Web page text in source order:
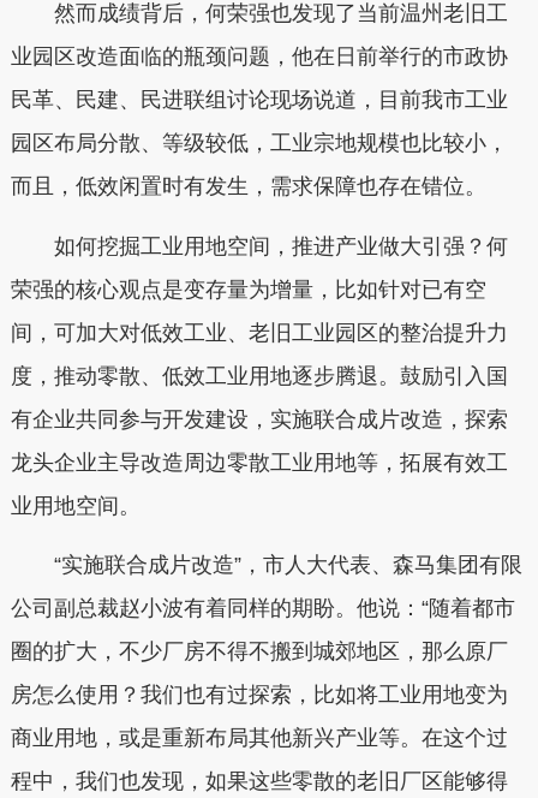
然而成绩背后，何荣强也发现了当前温州老旧工
业园区改造面临的瓶颈问题，他在日前举行的市政协
民革、民建、民进联组讨论现场说道，目前我市工业
园区布局分散、等级较低，工业宗地规模也比较小，
而且，低效闲置时有发生，需求保障也存在错位。
如何挖掘工业用地空间，推进产业做大引强？何
荣强的核心观点是变存量为增量，比如针对已有空
间，可加大对低效工业、老旧工业园区的整治提升力
度，推动零散、低效工业用地逐步腾退。鼓励引入国
有企业共同参与开发建设，实施联合成片改造，探索
龙头企业主导改造周边零散工业用地等，拓展有效工
业用地空间。
“实施联合成片改造”，市人大代表、森马集团有限
公司副总裁赵小波有着同样的期盼。他说：“随着都市
圈的扩大，不少厂房不得不搬到城郊地区，那么原厂
房怎么使用？我们也有过探索，比如将工业用地变为
商业用地，或是重新布局其他新兴产业等。在这个过
程中，我们也发现，如果这些零散的老旧厂区能够得